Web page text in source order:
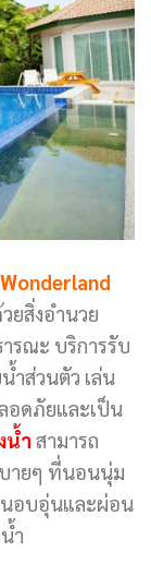
Wonderland
ยสิ่งอำนวย
รณะ บริการรับ
ำส่วนตัว เล่น
ดภัยและเป็น
น้ำ สามารถ
ายๆ ที่นอนนุ่ม
อบอุ่นและผ่อน
ำ